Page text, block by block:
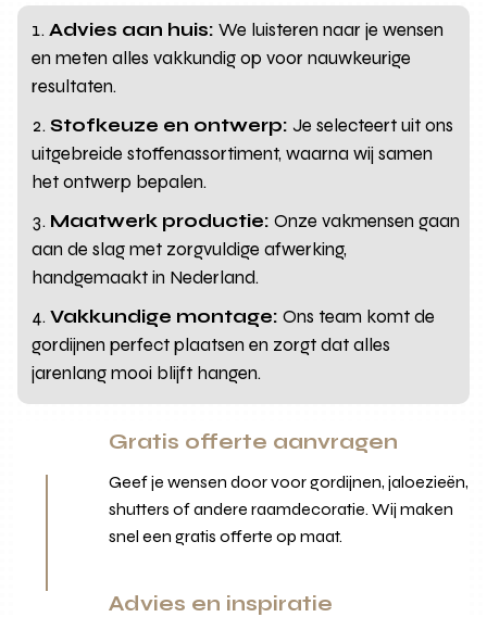
Advies aan huis: We luisteren naar je wensen
en meten alles vakkundig op voor nauwkeurige
resultaten.
Stofkeuze en ontwerp: Je selecteert uit ons
uitgebreide stoffenassortiment, waarna wij samen
het ontwerp bepalen.
Maatwerk productie: Onze vakmensen gaan
aan de slag met zorgvuldige afwerking,
handgemaakt in Nederland.
Vakkundige montage: Ons team komt de
gordijnen perfect plaatsen en zorgt dat alles
jarenlang mooi blijft hangen.
Gratis offerte aanvragen
Geef je wensen door voor gordijnen, jaloezieën,
shutters of andere raamdecoratie. Wij maken
snel een gratis offerte op maat.
Advies en inspiratie